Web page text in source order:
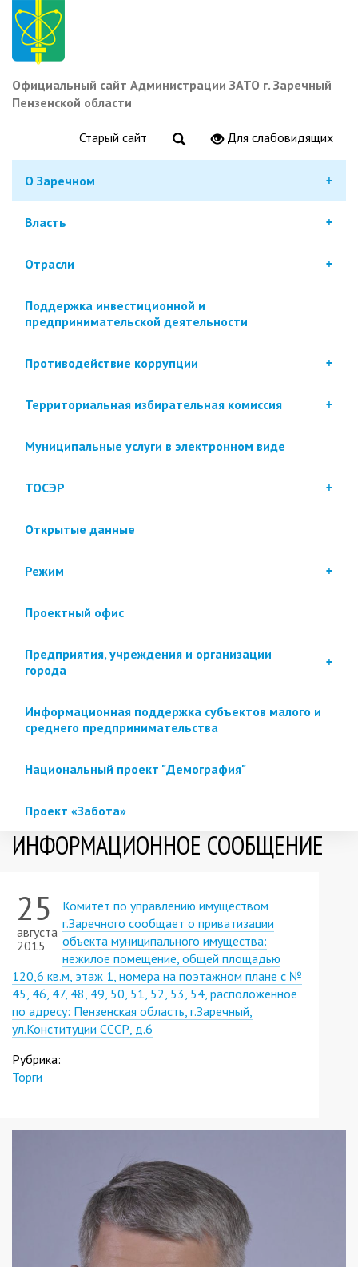
Перейти
основному
содержанию
Официальный сайт Администрации ЗАТО г. Заречный
Пензенской области
Старый сайт Для слабовидящих
О Заречном
Власть
Отрасли
Поддержка инвестиционной и
предпринимательской деятельности
Противодействие коррупции
Территориальная избирательная комиссия
Муниципальные услуги в электронном виде
ТОСЭР
Открытые данные
Режим
Проектный офис
Предприятия, учреждения и организации
города
Информационная поддержка субъектов малого и
среднего предпринимательства
Национальный проект "Демография"
Проект «Забота»
ИНФОРМАЦИОННОЕ СООБЩЕНИЕ
25
августа
2015
Комитет по управлению имуществом
г.Заречного сообщает о приватизации
объекта муниципального имущества:
нежилое помещение, общей площадью
120,6 кв.м, этаж 1, номера на поэтажном плане с №
45, 46, 47, 48, 49, 50, 51, 52, 53, 54, расположенное
по адресу: Пензенская область, г.Заречный,
ул.Конституции СССР, д.6
Рубрика:
Торги